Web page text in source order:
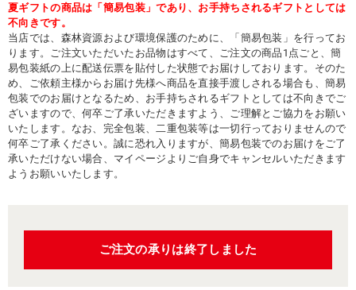
夏ギフトの商品は「簡易包装」であり、お手持ちされるギフトとしては
不向きです。
当店では、森林資源および環境保護のために、「簡易包装」を行ってお
ります。ご注文いただいたお品物はすべて、ご注文の商品1点ごと、簡
易包装紙の上に配送伝票を貼付した状態でお届けしております。そのた
め、ご依頼主様からお届け先様へ商品を直接手渡しされる場合も、簡易
包装でのお届けとなるため、お手持ちされるギフトとしては不向きでご
ざいますので、何卒ご了承いただきますよう、ご理解とご協力をお願い
いたします。なお、完全包装、二重包装等は一切行っておりませんので
何卒ご了承ください。誠に恐れ入りますが、簡易包装でのお届けをご了
承いただけない場合、マイページよりご自身でキャンセルいただきます
ようお願いいたします。
ご注文の承りは終了しました